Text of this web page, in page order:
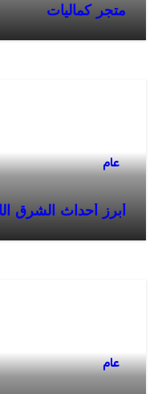
متجر كماليات
عام
أبرز أحداث الشرق
عام